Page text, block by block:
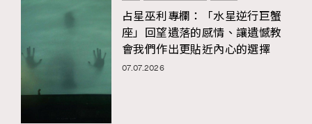
占星巫利專欄：「​水星逆行巨蟹
座」回望遺落的感情、讓遺憾教
會我們作出更貼近內心的選擇
07.07.2026